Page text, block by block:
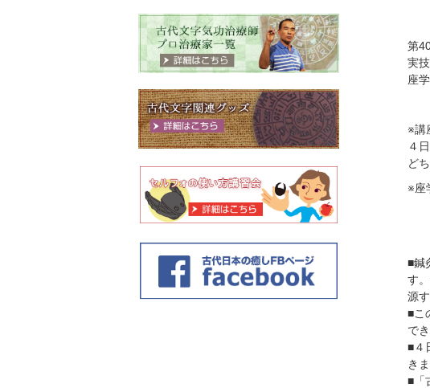
第
実
座
※講
４
ど
※座
■鍼
す
源
■こ
で
■４
き
■